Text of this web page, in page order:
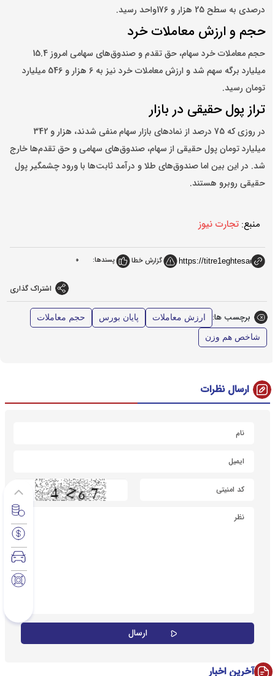
درصدی به سطح 25 هزار و 176واحد رسید.
حجم و ارزش معاملات خرد
حجم معاملات خرد سهام، حق تقدم و صندوق‌های سهامی امروز 15.4
میلیارد برگه سهم شد و ارزش معاملات خرد نیز به 6 هزار و 546 میلیارد
تومان رسید.
تراز پول حقیقی در بازار
در روزی که 75 درصد از نمادهای بازار سهام منفی شدند، هزار و 342
میلیارد تومان پول حقیقی از سهام، صندوق‌های سهامی و حق تقدم‌ها خارج
شد. در این بین اما صندوق‌های طلا و درآمد ثابت‌ها با ورود چشمگیر پول
حقیقی روبرو هستند.
منبع: تجارت نیوز
گزارش خطا پسندها: 0
اشتراک گذاری
برچسب ها: ارزش معاملات پایان بورس حجم معاملات
شاخص هم وزن
ارسال نظرات
آخرین اخبار